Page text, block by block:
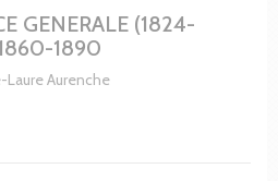
GENERALE (1824-
1890
Aurenche